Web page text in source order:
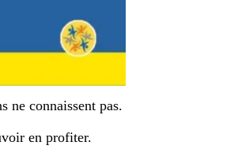
ne connaissent pas.
en profiter.